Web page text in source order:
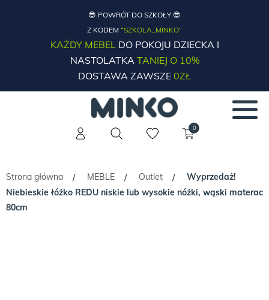
😎 POWRÓT DO SZKOŁY 😎
Z KODEM “SZKOLA_MINKO”
KAŻDY MEBELDO POKOJU DZIECKA I
NASTOLATKATANIEJ O 10%
DOSTAWA ZAWSZE 0ZŁ
0
Strona główna / MEBLE / Outlet /
Wyprzedaż!
Niebieskie łóżko REDU niskie lub wysokie nóżki, wąski materac
80cm